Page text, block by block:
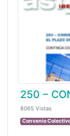
8065 Vistas
Convenio